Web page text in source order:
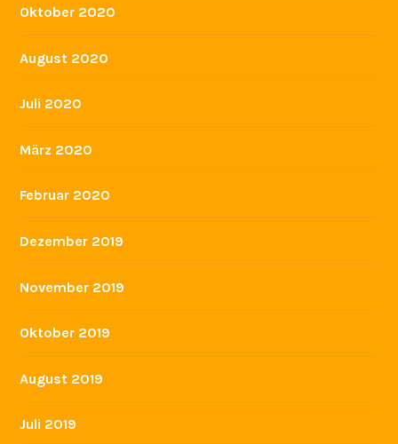
Oktober 2020
August 2020
Juli 2020
März 2020
Februar 2020
Dezember 2019
November 2019
Oktober 2019
August 2019
Juli 2019